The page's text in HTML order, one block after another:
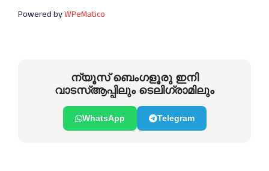
Powered byWPeMatico
ന്യൂസ് ബെംഗളൂരു ഇനി
വാടസ്ആപ്പിലും ടെലിഗ്രാമിലും
WhatsApp Telegram